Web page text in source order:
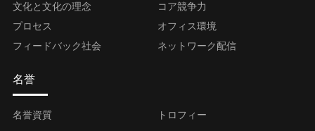
文化と文化の理念
コア競争力
プロセス
オフィス環境
フィードバック社会
ネットワーク配信
名誉
名誉資質 トロフィー